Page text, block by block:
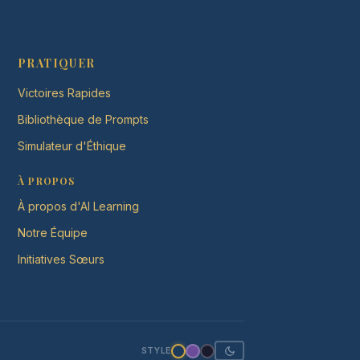
PRATIQUER
Victoires Rapides
Bibliothèque de Prompts
Simulateur d'Éthique
À PROPOS
À propos d'AI Learning
Notre Équipe
Initiatives Sœurs
STYLE